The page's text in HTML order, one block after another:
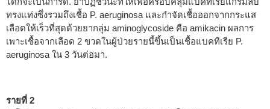
ทรงแท่งซึ่งรวมถึงเชื้อ P. aeruginosa และกำจัดเชื้อออกจากกระแส
เลือดให้เร็วที่สุดด้วยยากลุ่ม aminoglycoside คือ amikacin ผลการ
เพาะเชื้อจากเลือด 2 ขวดในผู้ป่วยรายนี้ขึ้นเป็นเชื้อแบคทีเรีย P.
aeruginosa ใน 3 วันต่อมา.
รายที่ 2